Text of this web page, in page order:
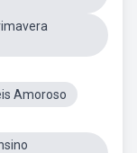
Amoroso